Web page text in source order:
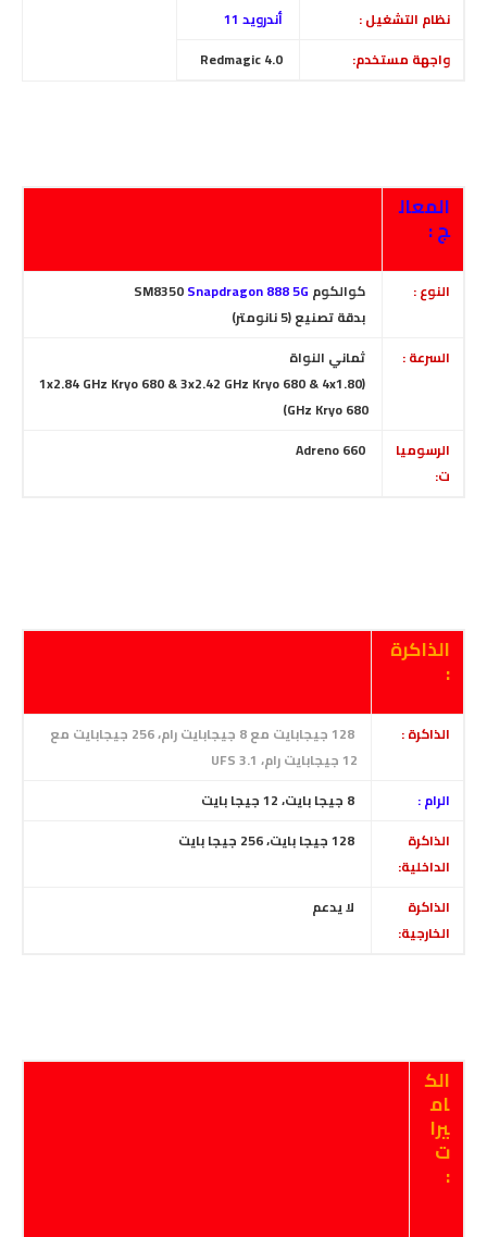
نظام التشغيل :
أندرويد 11
واجهة مستخدم:
المعال
ج :
النوع : كوالكوم SM8350 Snapdragon 888 5G
بدقة تصنيع (5 نانومتر)
السرعة :
ثماني النواة
(1x2.84 GHz Kryo 680 & 3x2.42 GHz Kryo 680 & 4x1.80
GHz Kryo 680)
الرسوميا
ت:
Adreno 660
الذاكرة
:
الذاكرة :
256 جيجابايت مع
12 جيجابايت رام، UFS 3.1
الرام :
،12 جيجا بايت
الذاكرة
الداخلية:
، 256 جيجا بايت
الذاكرة
الخارجية:
لا يدعم
الك
ام
يرا
ت
: